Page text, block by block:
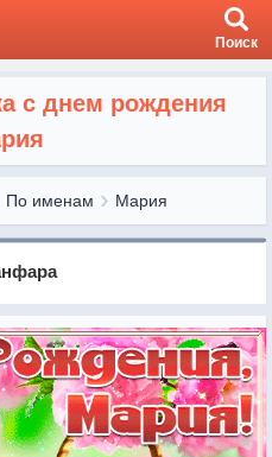
Поиск
с днем рождения
По именам Мария